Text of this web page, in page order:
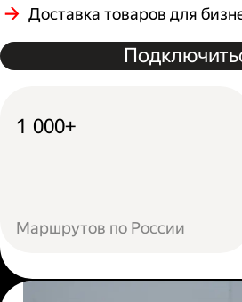
Доставка товаров для
1 000+
Маршрутов по России